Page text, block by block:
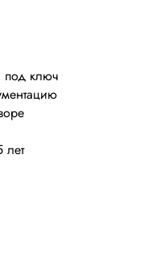
под ключ
лет